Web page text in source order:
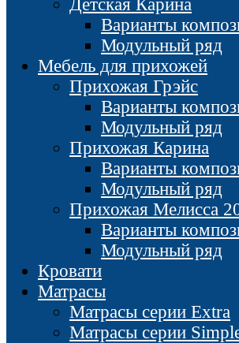
Детская Карина
Варианты
Модульный ряд
Мебель для прихожей
Прихожая Грэйс
Варианты
Модульный ряд
Прихожая Карина
Варианты
Модульный ряд
Прихожая Мелисса
Варианты
Модульный ряд
Кровати
Матрасы
Матрасы серии Extra
Матрасы серии